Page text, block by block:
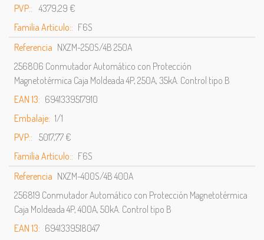
PVP:: 4379,29 €
Familia Artículo:: F6S
Referencia NXZM-250S/4B 250A
256806 Conmutador Automático con Protección
Magnetotérmica Caja Moldeada 4P, 250A, 35kA. Control tipo B
EAN 13: 6941339517910
Embalaje: 1/1
PVP:: 5017,77 €
Familia Artículo:: F6S
Referencia NXZM-400S/4B 400A
256819 Conmutador Automático con Protección Magnetotérmica
Caja Moldeada 4P, 400A, 50kA. Control tipo B
EAN 13: 6941339518047